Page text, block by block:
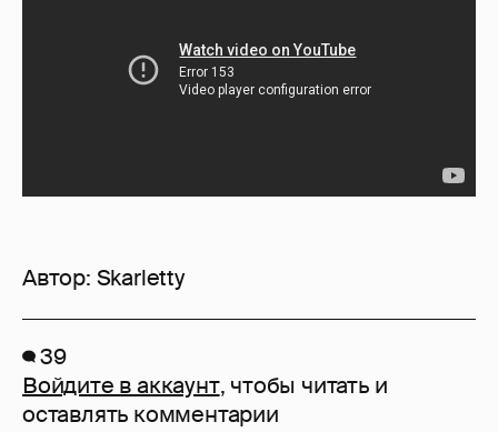
Автор: Skarletty
39
Войдите в аккаунт, чтобы читать и
оставлять комментарии